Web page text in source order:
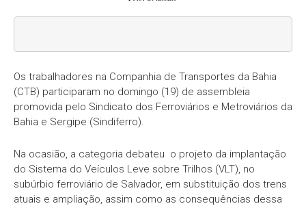
Os trabalhadores na Companhia de Transportes da Bahia
(CTB) participaram no domingo (19) de assembleia
promovida pelo Sindicato dos Ferroviários e Metroviários da
Bahia e Sergipe (Sindiferro).
Na ocasião, a categoria debateu o projeto da implantação
do Sistema do Veículos Leve sobre Trilhos (VLT), no
subúrbio ferroviário de Salvador, em substituição dos trens
atuais e ampliação, assim como as consequências dessa